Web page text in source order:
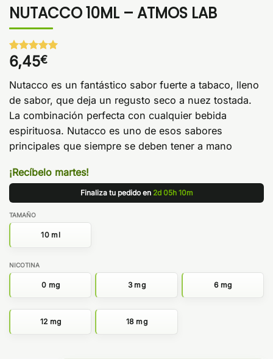
NUTACCO 10ML – ATMOS LAB
Valorado
con5 de 5
1
valoración
de un
6,45€
Nutacco es un fantástico sabor fuerte a tabaco, lleno
de sabor, que deja un regusto seco a nuez tostada.
La combinación perfecta con cualquier bebida
espirituosa. Nutacco es uno de esos sabores
principales que siempre se deben tener a mano
¡Recíbelo martes!
Finaliza tu pedido en 2d 05h 10m
TAMAÑO
10 ml
NICOTINA
0 mg 3 mg 6 mg
12 mg 18 mg